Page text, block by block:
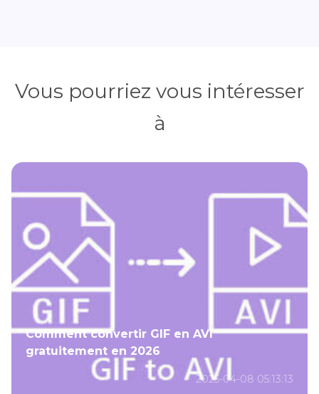
Vous pourriez vous intéresser
à
Comment convertir GIF en AVI
gratuitement en 2026
2025-04-08 05:13:13